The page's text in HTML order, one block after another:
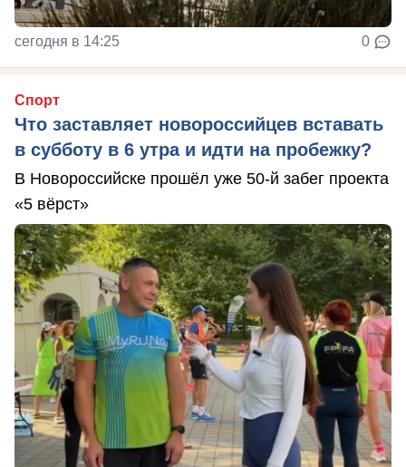
сегодня в 14:25 0
Спорт
Что заставляет новороссийцев вставать
в субботу в 6 утра и идти на пробежку?
В Новороссийске прошёл уже 50-й забег проекта
«5 вёрст»